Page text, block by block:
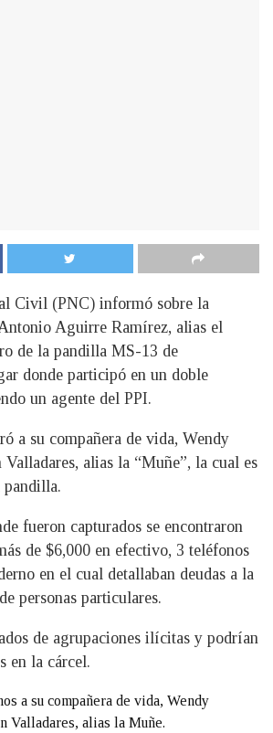
Civil (PNC) informó sobre la
Aguirre Ramírez, alias el
de la pandilla MS-13 de
donde participó en un doble
un agente del PPI.
a su compañera de vida, Wendy
alias la “Muñe”, la cual es
pandilla.
fueron capturados se encontraron
de $6,000 en efectivo, 3 teléfonos
en el cual detallaban deudas a la
personas particulares.
de agrupaciones ilícitas y podrían
en la cárcel.
a su compañera de vida, Wendy
Valladares, alias la Muñe.